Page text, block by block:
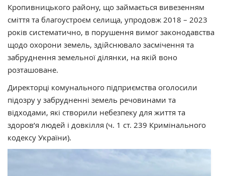
Кропивницького району, що займається вивезенням
сміття та благоустроєм селища, упродовж 2018 – 2023
років систематично, в порушення вимог законодавства
щодо охорони земель, здійснювало засмічення та
забруднення земельної ділянки, на якій воно
розташоване.
Директорці комунального підприємства оголосили
підозру у забрудненні земель речовинами та
відходами, які створили небезпеку для життя та
здоров’я людей і довкілля (ч. 1 ст. 239 Кримінального
кодексу України).